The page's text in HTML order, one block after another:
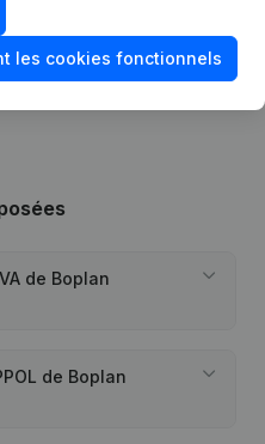
Constitution (Nouvelle
Morale, Ouverture
etc...)(NL)
de Boplan
de Boplan
les cookies fonctionnels